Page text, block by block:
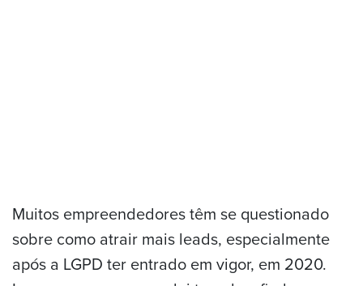
Muitos empreendedores têm se questionado
sobre como atrair mais leads, especialmente
após a LGPD ter entrado em vigor, em 2020.